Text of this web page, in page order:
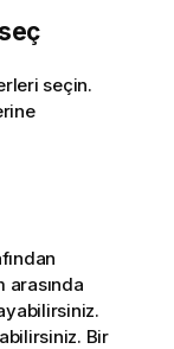
seçin.
arasında
Bir